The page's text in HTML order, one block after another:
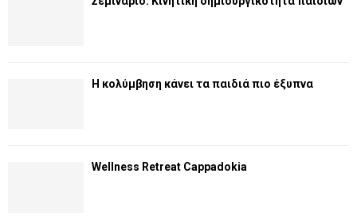
Η κολύμβηση κάνει τα παιδιά πιο έξυπνα
Wellness Retreat Cappadokia